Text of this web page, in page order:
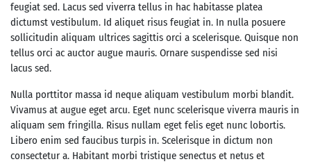
feugiat sed. Lacus sed viverra tellus in hac habitasse platea
dictumst vestibulum. Id aliquet risus feugiat in. In nulla posuere
sollicitudin aliquam ultrices sagittis orci a scelerisque. Quisque non
tellus orci ac auctor augue mauris. Ornare suspendisse sed nisi
lacus sed.
Nulla porttitor massa id neque aliquam vestibulum morbi blandit.
Vivamus at augue eget arcu. Eget nunc scelerisque viverra mauris in
aliquam sem fringilla. Risus nullam eget felis eget nunc lobortis.
Libero enim sed faucibus turpis in. Scelerisque in dictum non
consectetur a. Habitant morbi tristique senectus et netus et